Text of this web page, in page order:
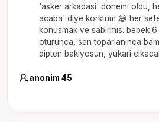
'asker arkadasi' donemi oldu,
acaba' diye korktum 😅 her
konusmak ve sabirmis. bebek
oturunca, sen toparlaninca
dipten bakiyosun, yukari
anonim 45